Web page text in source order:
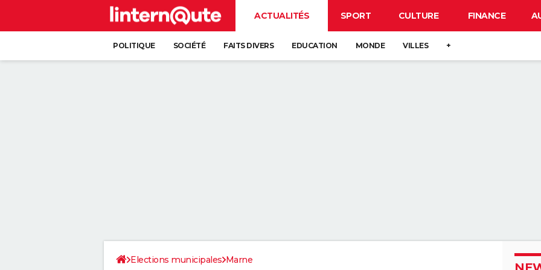
ACTUALITÉS SPORT CULTURE FINANCE
POLITIQUE SOCIÉTÉ FAITS DIVERS EDUCATION MONDE VILLES +
Elections municipales Marne